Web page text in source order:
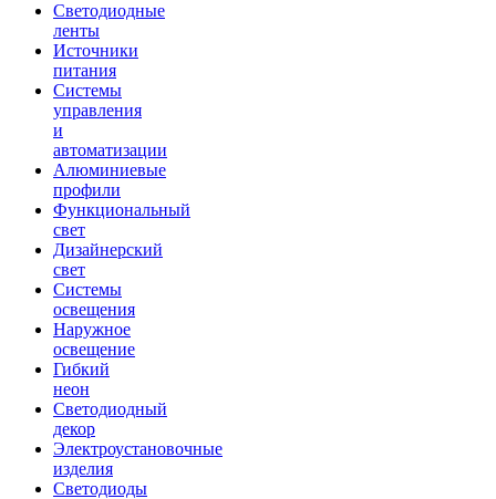
Светодиодные
ленты
Источники
питания
Системы
управления
и
автоматизации
Алюминиевые
профили
Функциональный
свет
Дизайнерский
свет
Системы
освещения
Наружное
освещение
Гибкий
неон
Светодиодный
декор
Электроустановочные
изделия
Светодиоды